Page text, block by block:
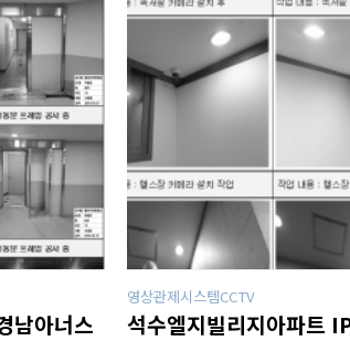
남아너스
영상관제시스템CCTV
석수엘지빌리지아파트